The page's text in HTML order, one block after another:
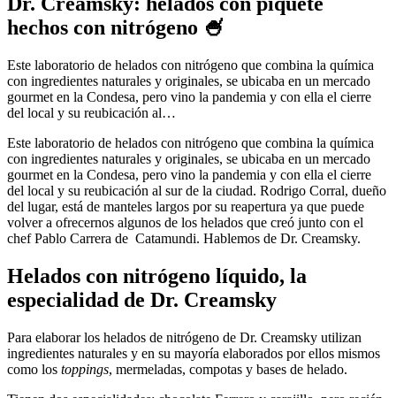
hechos con nitrógeno 🍧
Este laboratorio de helados con nitrógeno que combina la química
con ingredientes naturales y originales, se ubicaba en un mercado
gourmet en la Condesa, pero vino la pandemia y con ella el cierre
del local y su reubicación al…
Este laboratorio de helados con nitrógeno que combina la química
con ingredientes naturales y originales, se ubicaba en un mercado
gourmet en la Condesa, pero vino la pandemia y con ella el cierre
del local y su reubicación al sur de la ciudad. Rodrigo Corral, dueño
del lugar, está de manteles largos por su reapertura ya que puede
volver a ofrecernos algunos de los helados que creó junto con el
chef Pablo Carrera de Catamundi. Hablemos de Dr. Creamsky.
Helados con nitrógeno líquido, la
especialidad de Dr. Creamsky
Para elaborar los helados de nitrógeno de Dr. Creamsky utilizan
ingredientes naturales y en su mayoría elaborados por ellos mismos
como los toppings, mermeladas, compotas y bases de helado.